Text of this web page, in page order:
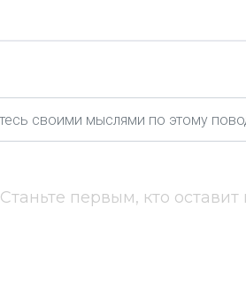
Станьте первым, кто